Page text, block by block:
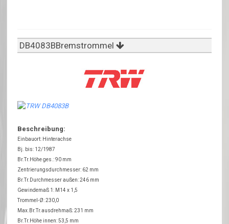
DB4083BBremstrommel
Beschreibung:
Einbauort: Hinterachse
Bj. bis: 12/1987
Br.Tr.Höhe ges.: 90 mm
Zentrierungsdurchmesser: 62 mm
Br.Tr.Durchmesser außen: 246 mm
Gewindemaß 1: M14 x 1,5
Trommel-Ø: 230,0
Max.Br.Tr.ausdrehmaß: 231 mm
Br.Tr.Höhe innen: 53,5 mm